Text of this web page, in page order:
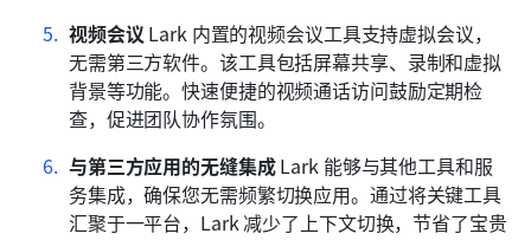
视频会议 Lark 内置的视频会议工具支持虚拟会议，
无需第三方软件。该工具包括屏幕共享、录制和虚拟
背景等功能。快速便捷的视频通话访问鼓励定期检
查，促进团队协作氛围。
与第三方应用的无缝集成 Lark 能够与其他工具和服
务集成，确保您无需频繁切换应用。通过将关键工具
汇聚于一平台，Lark 减少了上下文切换，节省了宝贵